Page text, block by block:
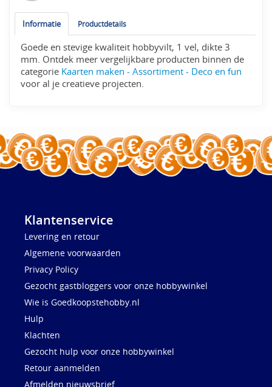
Informatie Productdetails
Goede en stevige kwaliteit hobbyvilt, 1 vel, dikte 3
mm. Ontdek meer vergelijkbare producten binnen de
categorie Kaarten maken - Assortiment - Deco en fun
voor al je creatieve projecten.
Klantenservice
Levering en retour
Algemene voorwaarden
Privacy Policy
Gezocht gastbloggers voor onze hobbywinkel
Wie is Goedkoopstehobby.nl
Hulp
Klachten
Gezocht hulp voor onze hobbywinkel
Retour aanmelden
Afmelden nieuwsbrief